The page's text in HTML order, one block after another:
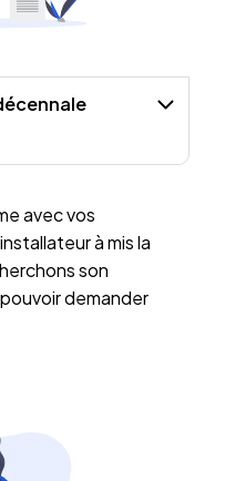
avec vos
à mis la
son
demander